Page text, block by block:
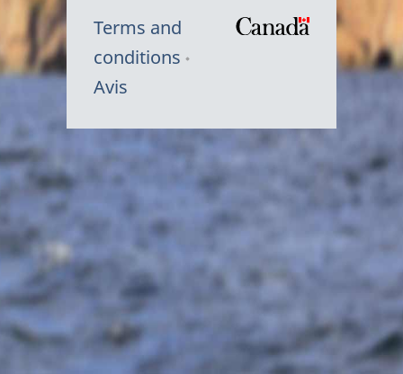
Terms and
conditions
Avis
Symbole
Canada